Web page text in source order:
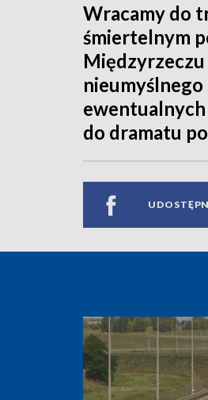
Wracamy do
śmiertelnym
ewentualnych
do dramatu